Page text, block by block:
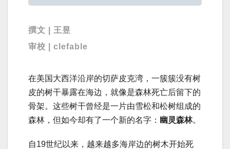
撰文 | 王昱
审校 | clefable
在美国大西洋沿岸的切萨皮克湾，一簇簇没有树
皮的树干暴露在海边，就像是森林死亡后留下的
骨架。这些树干曾经是一片由雪松和松树组成的
森林，但如今却有了一个新的名字： 幽灵森林。
自19世纪以来，越来越多海岸边的树木开始死